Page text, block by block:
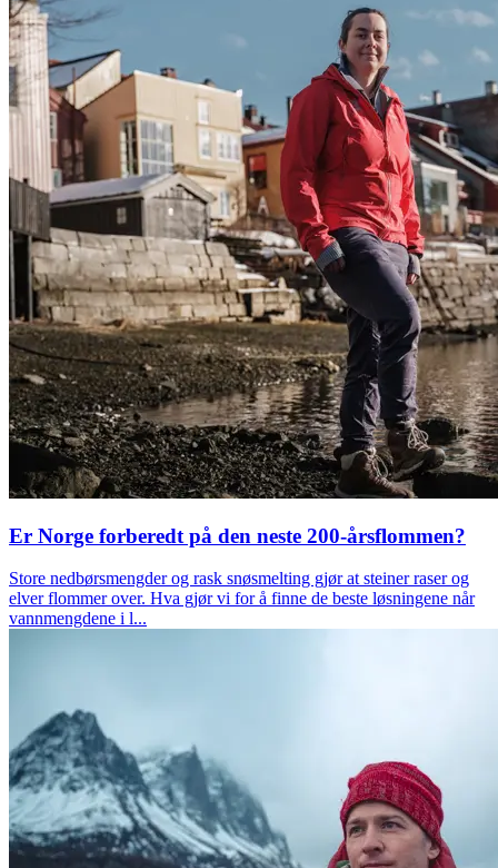
Er Norge forberedt på den neste 200-årsflommen?
Store nedbørsmengder og rask snøsmelting gjør at steiner raser og
elver flommer over. Hva gjør vi for å finne de beste løsningene når
vannmengdene i l...